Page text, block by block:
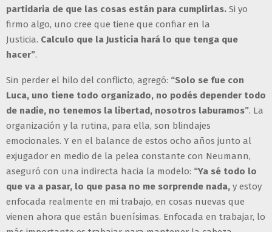
partidaria de que las cosas están para cumplirlas. Si yo
firmo algo, uno cree que tiene que confiar en la
Justicia. Calculo que la Justicia hará lo que tenga que
hacer”.
Sin perder el hilo del conflicto, agregó: “Solo se fue con
Luca, uno tiene todo organizado, no podés depender todo
de nadie, no tenemos la libertad, nosotros laburamos”. La
organización y la rutina, para ella, son blindajes
emocionales. Y en el balance de estos ocho años junto al
exjugador en medio de la pelea constante con Neumann,
aseguró con una indirecta hacia la modelo: “Ya sé todo lo
que va a pasar, lo que pasa no me sorprende nada, y estoy
enfocada realmente en mi trabajo, en cosas nuevas que
vienen ahora que están buenísimas. Enfocada en trabajar, lo